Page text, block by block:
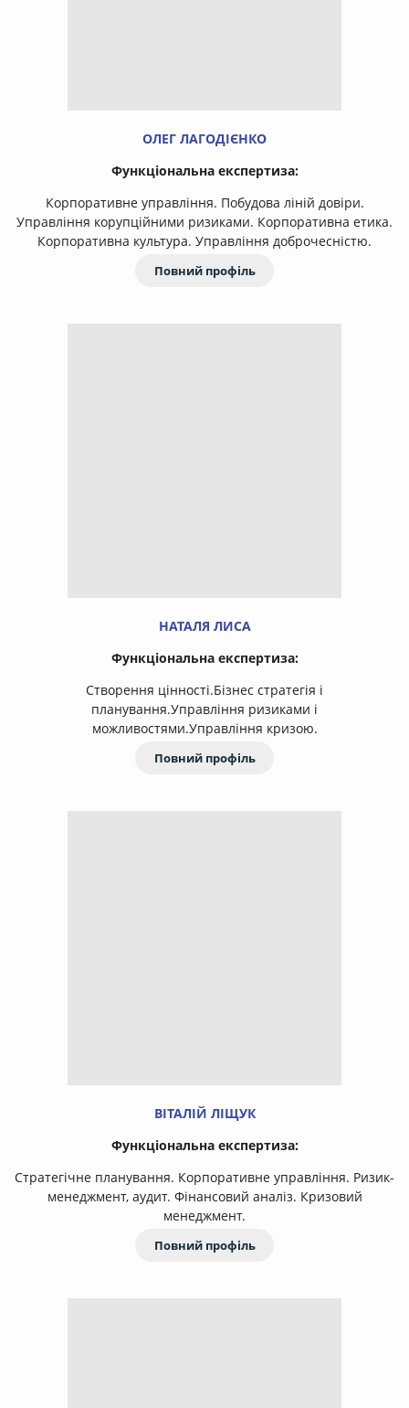
ОЛЕГ ЛАГОДІЄНКО
Функціональна експертиза:
Корпоративне управління. Побудова ліній довіри.
Управління корупційними ризиками. Корпоративна етика.
Корпоративна культура. Управління доброчесністю.
Повний профіль
НАТАЛЯ ЛИСА
Функціональна експертиза:
Створення цінності.Бізнес стратегія і
планування.Управління ризиками і
можливостями.Управління кризою.
Повний профіль
ВІТАЛІЙ ЛІЩУК
Функціональна експертиза:
Стратегічне планування. Корпоративне управління. Ризик-
менеджмент, аудит. Фінансовий аналіз. Кризовий
менеджмент.
Повний профіль